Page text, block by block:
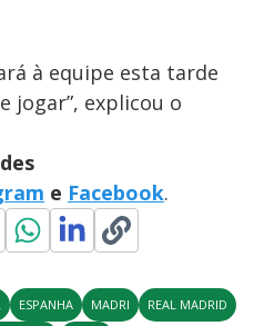
à equipe esta tarde
jogar”, explicou o
e Facebook.
ESPANHA MADRI
REAL MADRID